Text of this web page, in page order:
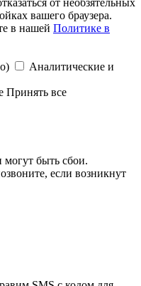
вашего браузера.
в нашей Политике в
Аналитические и
Принять все
могут быть сбои.
если возникнут